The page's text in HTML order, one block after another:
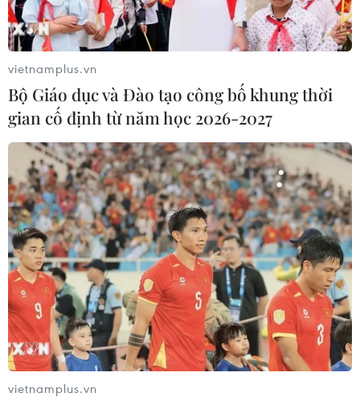
vietnamplus.vn
Bộ Giáo dục và Đào tạo công bố khung thời
gian cố định từ năm học 2026-2027
vietnamplus.vn